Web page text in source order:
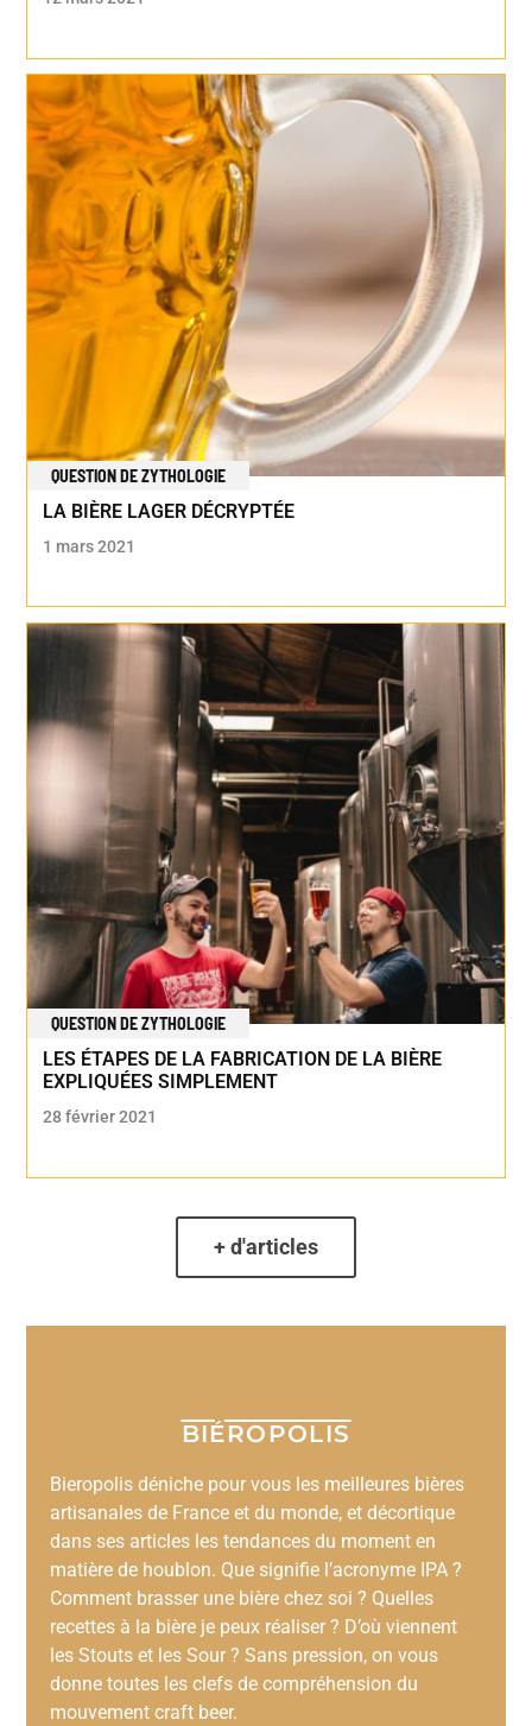
QUESTION DE ZYTHOLOGIE
LA BIÈRE LAGER DÉCRYPTÉE
1 mars 2021
QUESTION DE ZYTHOLOGIE
LES ÉTAPES DE LA FABRICATION DE LA BIÈRE
EXPLIQUÉES SIMPLEMENT
28 février 2021
+ d'articles
BIÉROPOLIS
Bieropolis déniche pour vous les meilleures bières
artisanales de France et du monde, et décortique
dans ses articles les tendances du moment en
matière de houblon. Que signifie l’acronyme IPA ?
Comment brasser une bière chez soi ? Quelles
recettes à la bière je peux réaliser ? D’où viennent
les Stouts et les Sour ? Sans pression, on vous
donne toutes les clefs de compréhension du
mouvement craft beer.